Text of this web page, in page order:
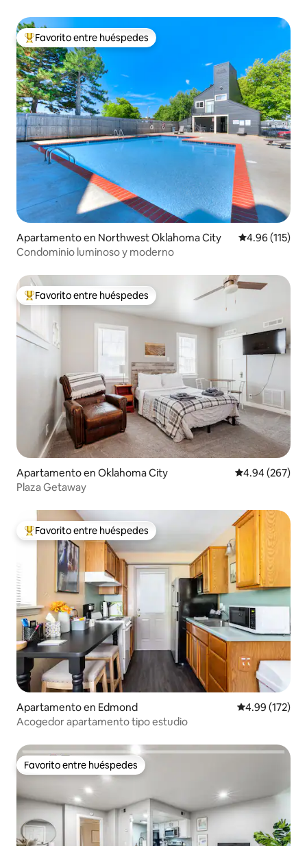
Favorito entre huéspedes preferido
Favorito entre huéspedes
Apartamento en Northwest Oklahoma City Calificación
4.96 (115)
Condominio luminoso y moderno
Favorito entre huéspedes preferido
Favorito entre huéspedes
Apartamento en Oklahoma City Calificación
4.94 (267)
Plaza Getaway
Favorito entre huéspedes preferido
Favorito entre huéspedes
Apartamento en Edmond Calificación
4.99 (172)
Acogedor apartamento tipo estudio
Favorito entre huéspedes
Favorito entre huéspedes